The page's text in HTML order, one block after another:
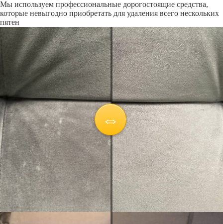
Мы используем профессиональные дорогостоящие средства,
которые невыгодно приобретать для удаления всего нескольких
пятен